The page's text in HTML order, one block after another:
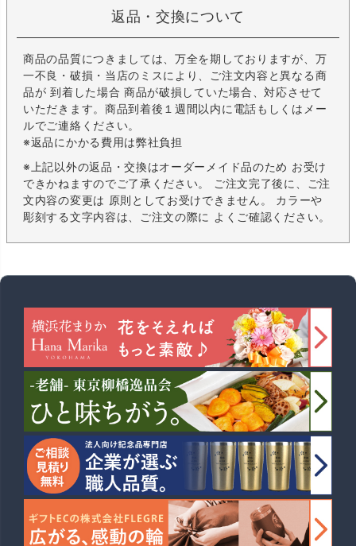
返品・交換について
商品の品質につきましては、万全を期しておりますが、万
一不良・破損・当店のミスにより、ご注文内容と異なる商
品が 到着した場合 商品が破損していた場合、対応させて
いただきます。商品到着後１週間以内に電話もしくはメー
ルでご連絡ください。
※返品にかかる費用は弊社負担
※上記以外の返品・交換はオーダーメイド品のため お受け
できかねますのでご了承ください。 ご注文完了後に、ご注
文内容の変更は 原則としてお受けできません。 カラーや
彫刻する文字内容は、ご注文の際に よくご確認ください。